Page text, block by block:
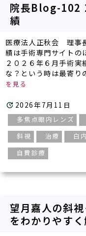
院長Blog-102
績
医療法人正秋会 理
績は手術専門サイトの
２０２６年６月手術
な？という時は最寄り
2026年7月11日
多焦点眼内レンズ
斜視
治療 白
自費診療
望月嘉人の斜
をわかりやす